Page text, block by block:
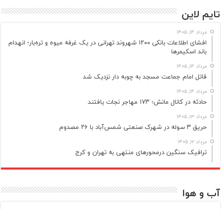
تایم لاین
مرداد ۱۴, ۱۴۰۵
افشای اطلاعات بانکی ۱۲۰۰ شهروند تهرانی در یک غرفه میوه و تره‌بار؛ انهدام
باند اسکیمرها
مرداد ۱۴, ۱۴۰۵
قاتل امام جماعت مسجد به چوبه دار نزدیک شد
مرداد ۱۴, ۱۴۰۵
حادثه در کانال مانش؛ ۱۷۳ مهاجر نجات یافتند
مرداد ۱۳, ۱۴۰۵
حریق ۳ سوله در شهرک صنعتی شمس‌آباد با ۲۶ مصدوم
مرداد ۱۲, ۱۴۰۵
ترافیک سنگین درمحورهای منتهی به تهران و کرج
آب و هوا